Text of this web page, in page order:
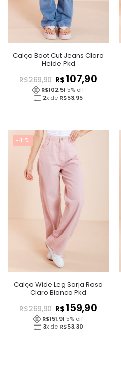
Calça Boot Cut Jeans Claro
Heide Pkd
R$269,90 R$ 107,90
R$102,51 5% off
2x de R$53,95
-41%
Calça Wide Leg Sarja Rosa
Claro Bianca Pkd
R$269,90 R$ 159,90
R$151,91 5% off
3x de R$53,30